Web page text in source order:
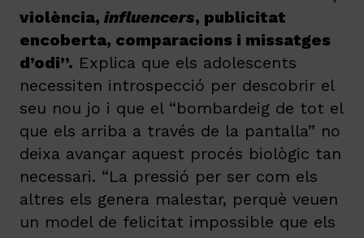
violència, influencers, publicitat
encoberta, comparacions i missatges
d’odi”. Explica que els adolescents
necessiten introspecció per descobrir el
seu nou jo i que el “bombardeig de tot el
que els arriba a través de la pantalla” no
deixa avançar aquest procés biològic tan
necessari. “La pressió per ser com els
altres els genera malestar, perquè veuen
un model de felicitat impossible que els